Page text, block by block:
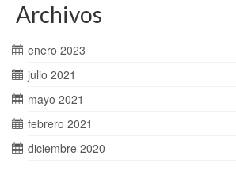
Archivos
enero 2023
julio 2021
mayo 2021
febrero 2021
diciembre 2020